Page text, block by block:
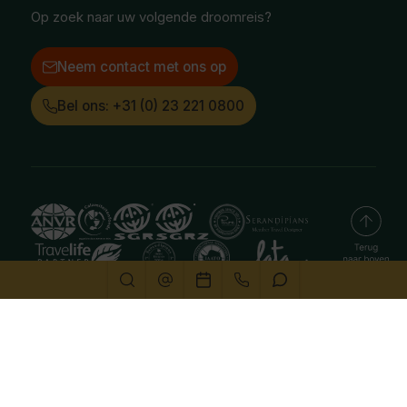
Op zoek naar uw volgende droomreis?
Neem contact met ons op
Bel ons: +31 (0) 23 221 0800